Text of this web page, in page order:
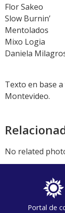
Flor Sakeo
Slow Burnin’
Mentolados
Mixo Logia
Daniela
Texto en base
Montevideo.
No related
Portal de